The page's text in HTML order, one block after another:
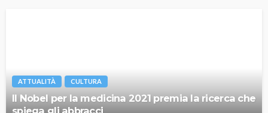
ATTUALITÀ CULTURA
Il Nobel per la medicina 2021 premia la ricerca che
spiega gli abbracci